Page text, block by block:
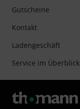
Gutscheine
Kontakt
Ladengeschäft
Service im Überblick